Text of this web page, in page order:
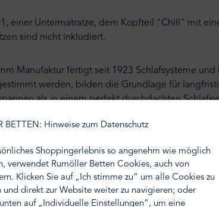
einer Untermatratze, dem Kopfteil "Chill" mit
sind nicht inkludiert.
Manufaktur fertigt seit 1923 Schlafsysteme
werden, bilden die Grundlage für
als in einem perfekt durchdachten
BETTEN: Hinweise zum Datenschutz
Shoppingerlebnis so angenehm wie möglich
verwendet Rumöller Betten Cookies, auch von
Klicken Sie auf „Ich stimme zu“ um alle Cookies zu
und direkt zur Website weiter zu navigieren; oder
auf „Individuelle Einstellungen“, um eine